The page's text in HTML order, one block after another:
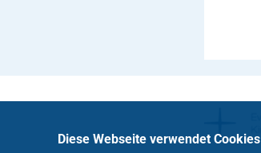
Diese Webseite verwendet Cookies